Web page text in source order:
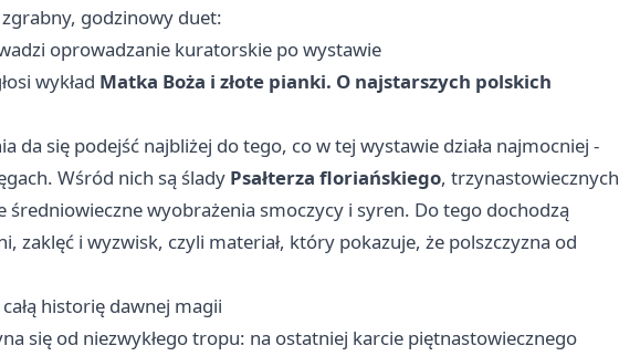
godzinowy duet:
oprowadzanie kuratorskie po wystawie
wykład Matka Boża i złote pianki. O najstarszych polskich
da się podejść najbliżej do tego, co w tej wystawie działa najmocniej -
Wśród nich są ślady Psałterza floriańskiego, trzynastowiecznych
średniowieczne wyobrażenia smoczycy i syren. Do tego dochodzą
zaklęć i wyzwisk, czyli materiał, który pokazuje, że polszczyzna od
historię dawnej magii
się od niezwykłego tropu: na ostatniej karcie piętnastowiecznego